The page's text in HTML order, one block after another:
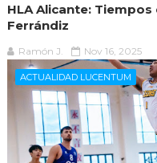
HLA Alicante:
Ferrándiz
Ramón J. Nov 16, 2025
ACTUALIDAD LUCENTUM